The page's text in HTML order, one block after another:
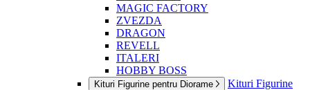
MAGIC FACTORY
ZVEZDA
DRAGON
REVELL
ITALERI
HOBBY BOSS
Kituri Figurine pentru Diorame
Kituri Figurine